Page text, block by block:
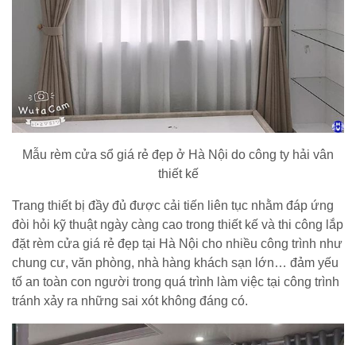
Mẫu rèm cửa sổ giá rẻ đẹp ở Hà Nội do công ty hải vân
thiết kế
Trang thiết bị đầy đủ được cải tiến liên tục nhằm đáp ứng
đòi hỏi kỹ thuật ngày càng cao trong thiết kế và thi công lắp
đặt rèm cửa giá rẻ đẹp tại Hà Nội cho nhiều công trình như
chung cư, văn phòng, nhà hàng khách sạn lớn… đảm yếu
tố an toàn con người trong quá trình làm việc tại công trình
tránh xảy ra những sai xót không đáng có.